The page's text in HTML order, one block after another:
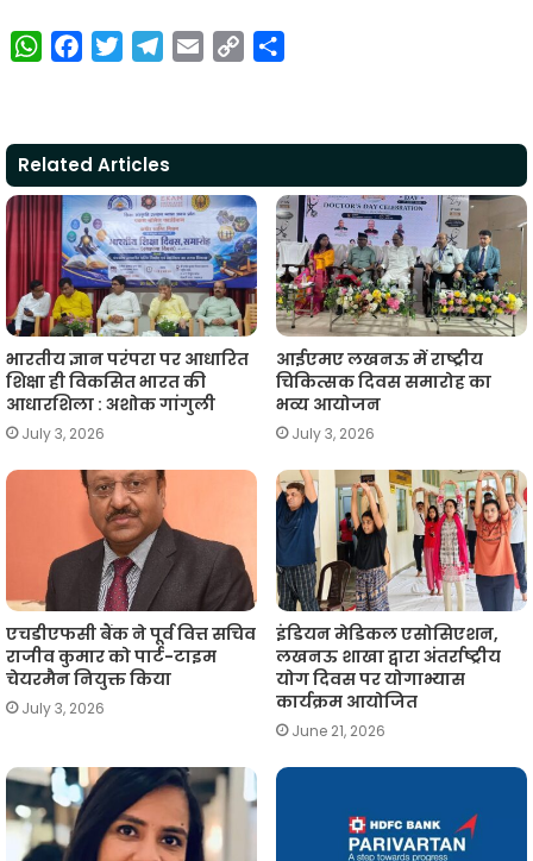
W
t
s
A
p
p
e
b
o
o
k
t
t
e
r
e
g
r
a
m
i
y
i
n
k
r
Related Articles
भारतीय ज्ञान परंपरा पर आधारित
शिक्षा ही विकसित भारत की
आधारशिला : अशोक गांगुली
July 3, 2026
आईएमए लखनऊ में राष्ट्रीय
चिकित्सक दिवस समारोह का
भव्य आयोजन
July 3, 2026
एचडीएफसी बैंक ने पूर्व वित्त सचिव
राजीव कुमार को पार्ट-टाइम
चेयरमैन नियुक्त किया
July 3, 2026
इंडियन मेडिकल एसोसिएशन,
लखनऊ शाखा द्वारा अंतर्राष्ट्रीय
योग दिवस पर योगाभ्यास
कार्यक्रम आयोजित
June 21, 2026